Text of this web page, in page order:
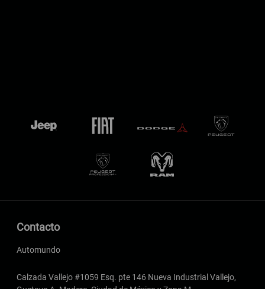
Contacto
Automundo
Calzada Vallejo #1059 Esq. pte 146 Nueva Industrial Vallejo,